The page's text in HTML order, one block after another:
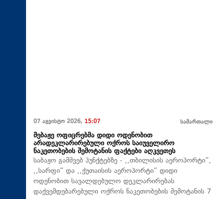
07 აგვისტო 2026, 15:07 სამართალი
მებაჟე ოფიცრებმა დიდი ოდენობით
არადეკლარირებული ოქროს საიუველირო
ნაკეთობების შემოტანის ფაქტები აღკვეთეს
საბაჟო გამშვებ პუნქტებზე - ,,თბილისის აეროპორტი“,
,,სარფი“ და ,,ქუთაისის აეროპორტი“ დიდი
ოდენობით სავალდებულო დეკლარირებას
დაქვემდებარებული ოქროს ნაკეთობების შემოტანის 7